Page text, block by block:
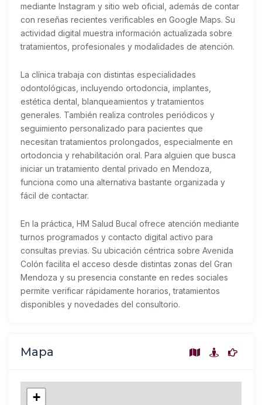
mediante Instagram y sitio web oficial, además de contar
con reseñas recientes verificables en Google Maps. Su
actividad digital muestra información actualizada sobre
tratamientos, profesionales y modalidades de atención.
La clínica trabaja con distintas especialidades
odontológicas, incluyendo ortodoncia, implantes,
estética dental, blanqueamientos y tratamientos
generales. También realiza controles periódicos y
seguimiento personalizado para pacientes que
necesitan tratamientos prolongados, especialmente en
ortodoncia y rehabilitación oral. Para alguien que busca
iniciar un tratamiento dental privado en Mendoza,
funciona como una alternativa bastante organizada y
fácil de contactar.
En la práctica, HM Salud Bucal ofrece atención mediante
turnos programados y contacto digital activo para
consultas previas. Su ubicación céntrica sobre Avenida
Colón facilita el acceso desde distintas zonas del Gran
Mendoza y su presencia constante en redes sociales
permite verificar rápidamente horarios, tratamientos
disponibles y novedades del consultorio.
Mapa
+